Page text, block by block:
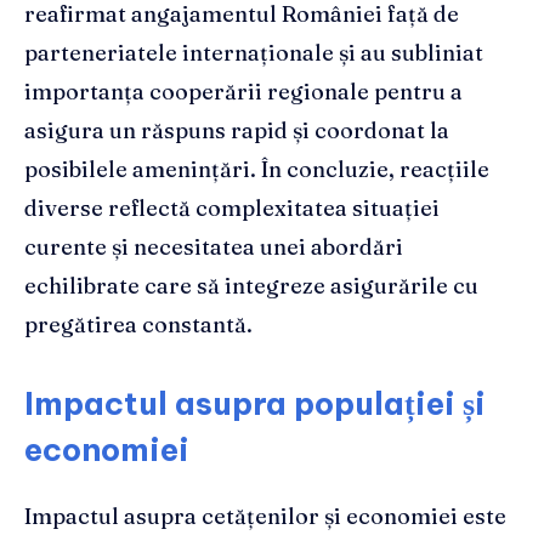
reafirmat angajamentul României față de
parteneriatele internaționale și au subliniat
importanța cooperării regionale pentru a
asigura un răspuns rapid și coordonat la
posibilele amenințări. În concluzie, reacțiile
diverse reflectă complexitatea situației
curente și necesitatea unei abordări
echilibrate care să integreze asigurările cu
pregătirea constantă.
Impactul asupra populației și
economiei
Impactul asupra cetățenilor și economiei este